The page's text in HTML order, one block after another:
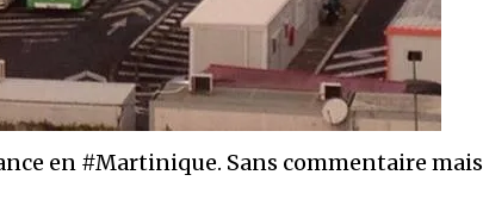
en #Martinique. Sans commentaire mais